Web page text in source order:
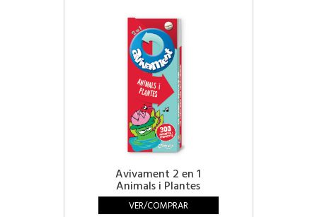
Avivament 2 en 1
Animals i Plantes
VER/COMPRAR